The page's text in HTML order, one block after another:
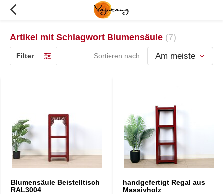
Artikel mit Schlagwort Blumensäule (7)
Filter Sortieren nach:
Blumensäule Beistelltisch
RAL3004
handgefertigt Regal aus
Massivholz